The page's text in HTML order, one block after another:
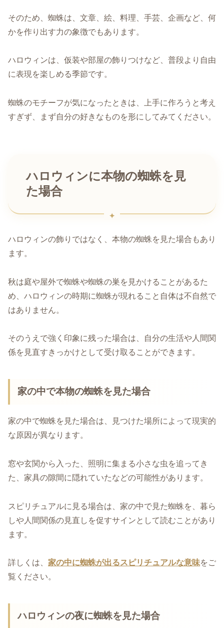
そのため、蜘蛛は、文章、絵、料理、手芸、企画など、何
かを作り出す力の象徴でもあります。
ハロウィンは、仮装や部屋の飾りつけなど、普段より自由
に表現を楽しめる季節です。
蜘蛛のモチーフが気になったときは、上手に作ろうと考え
すぎず、まず自分の好きなものを形にしてみてください。
ハロウィンに本物の蜘蛛を見
た場合
ハロウィンの飾りではなく、本物の蜘蛛を見た場合もあり
ます。
秋は庭や屋外で蜘蛛や蜘蛛の巣を見かけることがあるた
め、ハロウィンの時期に蜘蛛が現れること自体は不自然で
はありません。
そのうえで強く印象に残った場合は、自分の生活や人間関
係を見直すきっかけとして受け取ることができます。
家の中で本物の蜘蛛を見た場合
家の中で蜘蛛を見た場合は、見つけた場所によって現実的
な原因が異なります。
窓や玄関から入った、照明に集まる小さな虫を追ってき
た、家具の隙間に隠れていたなどの可能性があります。
スピリチュアルに見る場合は、家の中で見た蜘蛛を、暮ら
しや人間関係の見直しを促すサインとして読むことがあり
ます。
詳しくは、 家の中に蜘蛛が出るスピリチュアルな意味をご
覧ください。
ハロウィンの夜に蜘蛛を見た場合